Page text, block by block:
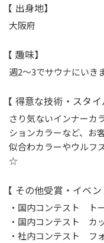
【 出身地】
大阪府
【 趣味】
週2～3でサウナにいき
【 得意な技術・スタイ
さり気ないインナーカ
ションカラーなど、お
似合わカラーやウルフ
☆
【 その他受賞・イベ
・国内コンテスト ト
・国内コンテスト カ
・社内コンテスト フ